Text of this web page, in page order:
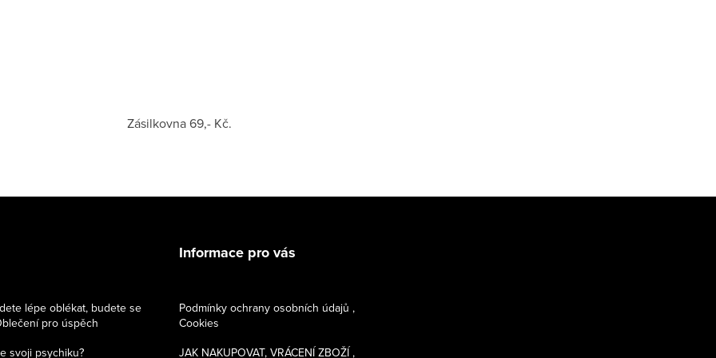
Zásilkovna 69,- Kč.
lépe oblékat, budete se
pro úspěch
svoji psychiku?
Informace pro vás
Podmínky ochrany osobních údajů ,
Cookies
JAK NAKUPOVAT, VRÁCENÍ ZBOŽÍ ,